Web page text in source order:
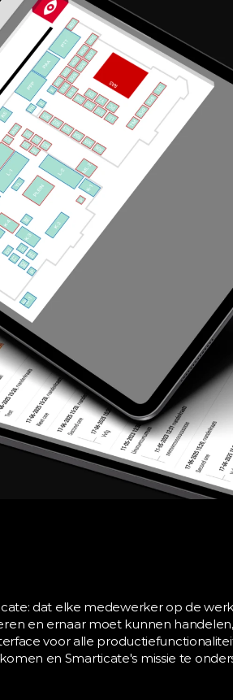
dat elke medewerker op de
en ernaar moet kunnen
voor alle
en Smarticate's missie te